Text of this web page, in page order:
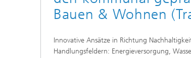
Bauen & Wohnen
Innovative Ansätze in Richtung
Handlungsfeldern: Energieversorgung,